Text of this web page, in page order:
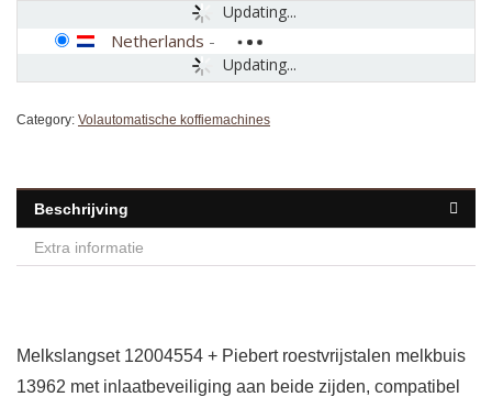
Updating...
Updating...
Netherlands -
Category: Volautomatische koffiemachines
Beschrijving
Extra informatie
Melkslangset 12004554 + Piebert roestvrijstalen melkbuis
13962 met inlaatbeveiliging aan beide zijden, compatibel